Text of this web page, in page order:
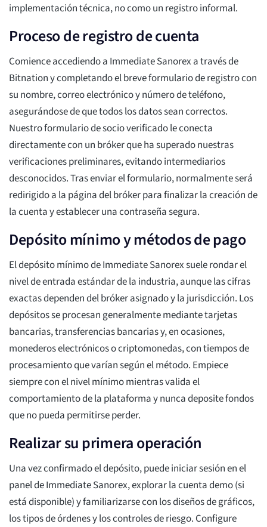
implementación técnica, no como un registro informal.
Proceso de registro de cuenta
Comience accediendo a Immediate Sanorex a través de
Bitnation y completando el breve formulario de registro con
su nombre, correo electrónico y número de teléfono,
asegurándose de que todos los datos sean correctos.
Nuestro formulario de socio verificado le conecta
directamente con un bróker que ha superado nuestras
verificaciones preliminares, evitando intermediarios
desconocidos. Tras enviar el formulario, normalmente será
redirigido a la página del bróker para finalizar la creación de
la cuenta y establecer una contraseña segura.
Depósito mínimo y métodos de pago
El depósito mínimo de Immediate Sanorex suele rondar el
nivel de entrada estándar de la industria, aunque las cifras
exactas dependen del bróker asignado y la jurisdicción. Los
depósitos se procesan generalmente mediante tarjetas
bancarias, transferencias bancarias y, en ocasiones,
monederos electrónicos o criptomonedas, con tiempos de
procesamiento que varían según el método. Empiece
siempre con el nivel mínimo mientras valida el
comportamiento de la plataforma y nunca deposite fondos
que no pueda permitirse perder.
Realizar su primera operación
Una vez confirmado el depósito, puede iniciar sesión en el
panel de Immediate Sanorex, explorar la cuenta demo (si
está disponible) y familiarizarse con los diseños de gráficos,
los tipos de órdenes y los controles de riesgo. Configure